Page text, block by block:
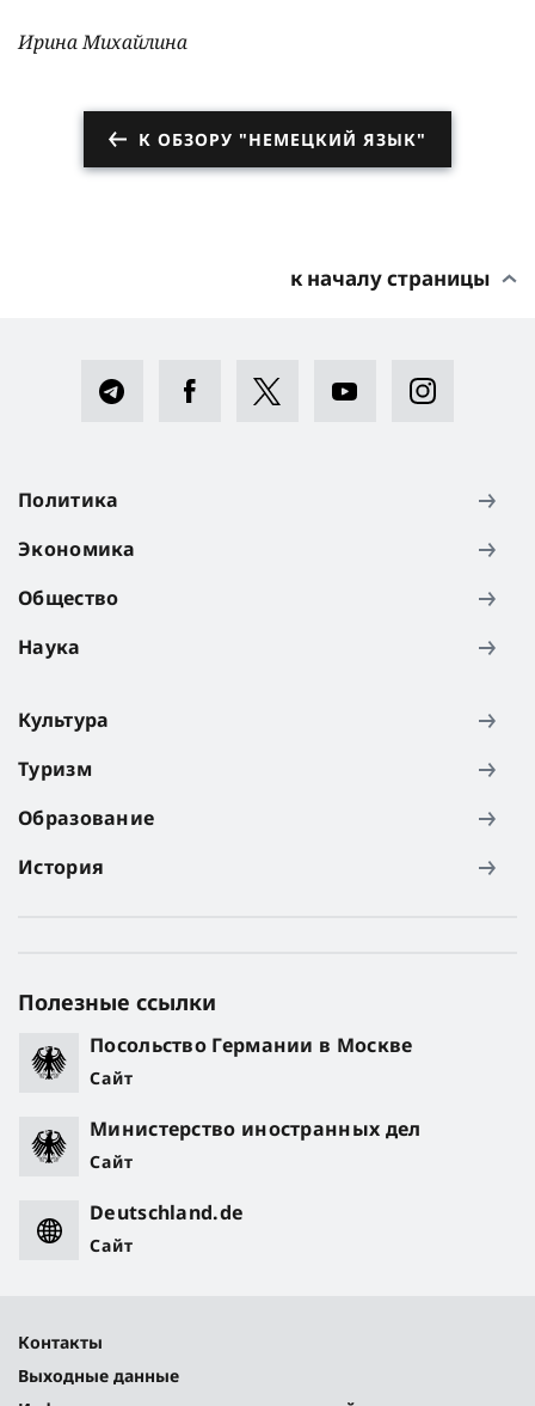
Ирина Михайлина
К ОБЗОРУ "НЕМЕЦКИЙ ЯЗЫК"
к началу страницы
Политика
Экономика
Общество
Наука
Культура
Туризм
Образование
История
Полезные ссылки
Посольство Германии в Москве
Сайт
Министерство иностранных дел
Сайт
Deutschland.de
Сайт
Контакты
Выходные данные